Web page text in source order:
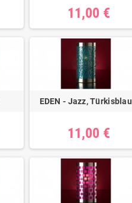
11,00 €
EDEN - Jazz, Türkisblau
11,00 €